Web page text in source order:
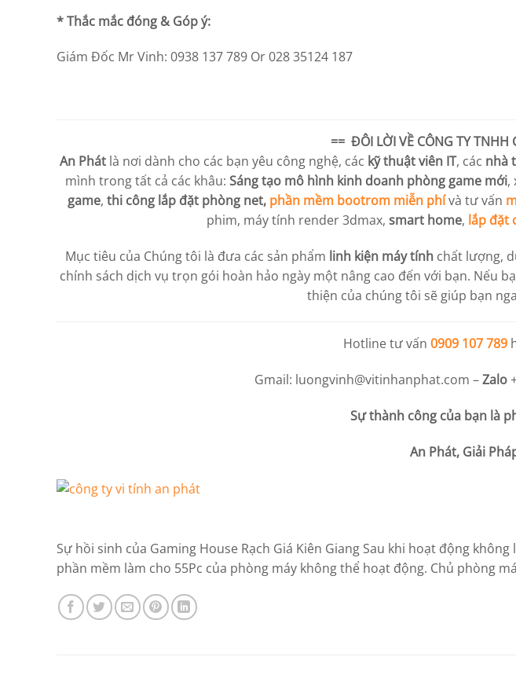
* Thắc mắc đóng & Góp ý:
Giám Đốc Mr Vinh: 0938 137 789 Or 028 35124 187
== ĐÔI LỜI VỀ CÔNG TY TNHH
An Phátlà nơi dành cho các bạn yêu công nghệ, các kỹ thuật viên IT, các nhà
mình trong tất cả các khâu: Sáng tạo mô hình kinh doanh phòng game mới,
game, thi công lắp đặt phòng net, phần mềm bootrom miễn phívà tư vấn
phim, máy tính render 3dmax, smart home, lắp đặt
Mục tiêu của Chúng tôi là đưa các sản phẩm linh kiện máy tínhchất lượng,
chính sách dịch vụ trọn gói hoàn hảo ngày một nâng cao đến với bạn. Nếu
thiện của chúng tôi sẽ giúp bạn
Hotline tư vấn 0909 107 789
Gmail: luongvinh@vitinhanphat.com –Zalo
Sự thành công của bạn là
An Phát, Giải
Sự hồi sinh của Gaming House Rạch Giá Kiên Giang Sau khi hoạt động
phần mềm làm cho 55Pc của phòng máy không thể hoạt động. Chủ phòng